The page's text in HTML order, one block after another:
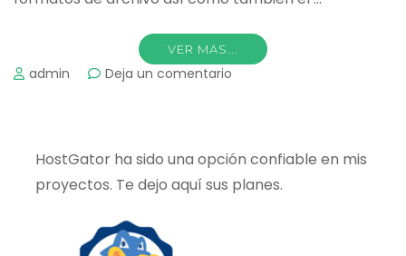
VER MAS...
admin Deja un comentario
Audio
de
Youtube
HostGator ha sido una opción confiable en mis
proyectos. Te dejo aquí sus planes.